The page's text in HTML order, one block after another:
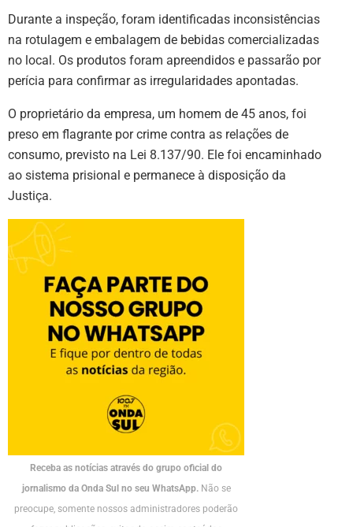
Durante a inspeção, foram identificadas inconsistências
na rotulagem e embalagem de bebidas comercializadas
no local. Os produtos foram apreendidos e passarão por
perícia para confirmar as irregularidades apontadas.
O proprietário da empresa, um homem de 45 anos, foi
preso em flagrante por crime contra as relações de
consumo, previsto na Lei 8.137/90. Ele foi encaminhado
ao sistema prisional e permanece à disposição da
Justiça.
Receba as notícias através do grupo oficial do
jornalismo da Onda Sul no seu WhatsApp.Não se
preocupe, somente nossos administradores poderão